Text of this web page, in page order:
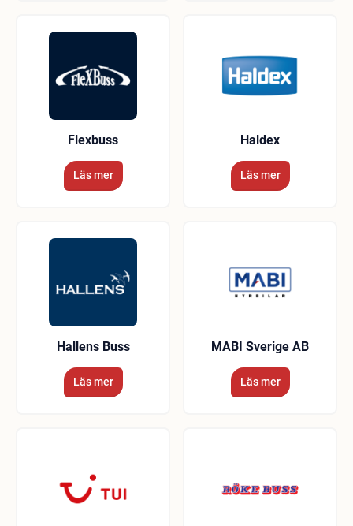
Flexbuss
Läs mer
Haldex
Läs mer
Hallens Buss
Läs mer
MABI Sverige AB
Läs mer